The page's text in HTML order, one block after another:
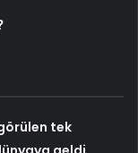
tek